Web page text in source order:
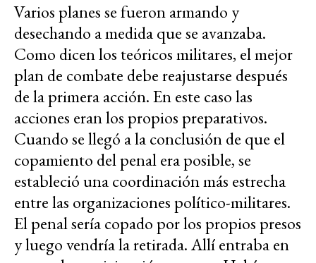
Varios planes se fueron armando y
desechando a medida que se avanzaba.
Como dicen los teóricos militares, el mejor
plan de combate debe reajustarse después
de la primera acción. En este caso las
acciones eran los propios preparativos.
Cuando se llegó a la conclusión de que el
copamiento del penal era posible, se
estableció una coordinación más estrecha
entre las organizaciones político-militares.
El penal sería copado por los propios presos
y luego vendría la retirada. Allí entraba en